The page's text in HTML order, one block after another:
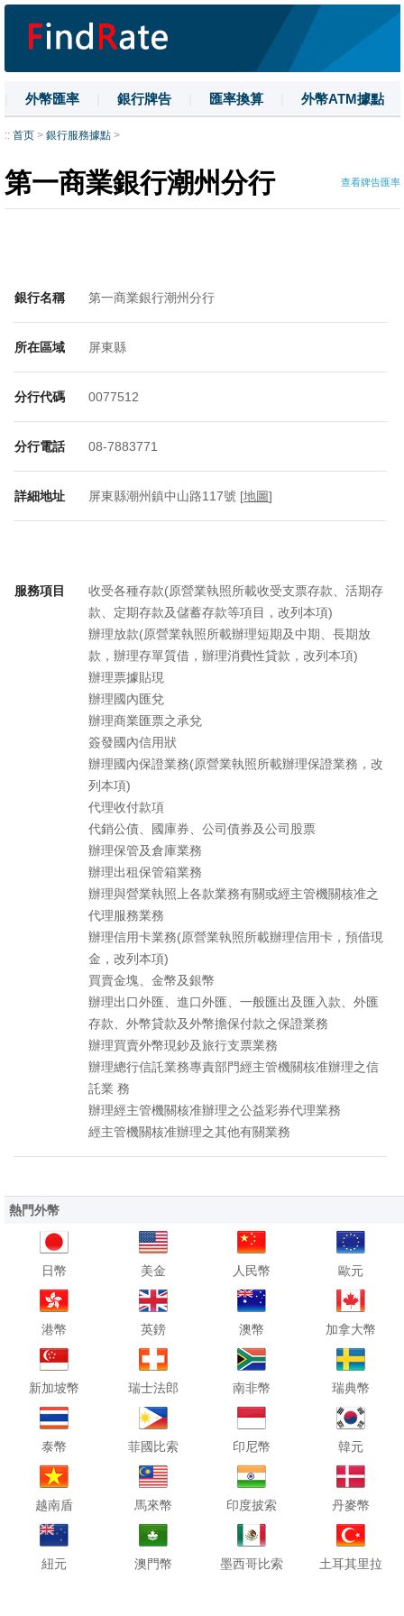
外幣匯率 銀行牌告 匯率換算 外幣ATM據點
| 名詞解釋 | 換匯技巧
:: 首页 > 銀行服務據點 >
第一商業銀行潮州分行 查看牌告匯率
銀行名稱 第一商業銀行潮州分行
所在區域 屏東縣
分行代碼 0077512
分行電話 08-7883771
詳細地址 屏東縣潮州鎮中山路117號 [地圖]
服務項目
收受各種存款(原營業執照所載收受支票存款、活期存
款、定期存款及儲蓄存款等項目，改列本項)
辦理放款(原營業執照所載辦理短期及中期、長期放
款，辦理存單質借，辦理消費性貸款，改列本項)
辦理票據貼現
辦理國內匯兌
辦理商業匯票之承兌
簽發國內信用狀
辦理國內保證業務(原營業執照所載辦理保證業務，改
列本項)
代理收付款項
代銷公債、國庫券、公司債券及公司股票
辦理保管及倉庫業務
辦理出租保管箱業務
辦理與營業執照上各款業務有關或經主管機關核准之
代理服務業務
辦理信用卡業務(原營業執照所載辦理信用卡，預借現
金，改列本項)
買賣金塊、金幣及銀幣
辦理出口外匯、進口外匯、一般匯出及匯入款、外匯
存款、外幣貸款及外幣擔保付款之保證業務
辦理買賣外幣現鈔及旅行支票業務
辦理總行信託業務專責部門經主管機關核准辦理之信
託業 務
辦理經主管機關核准辦理之公益彩券代理業務
經主管機關核准辦理之其他有關業務
熱門外幣
日幣 美金 人民幣 歐元
港幣 英鎊 澳幣 加拿大幣
新加坡幣 瑞士法郎 南非幣 瑞典幣
泰幣 菲國比索 印尼幣 韓元
越南盾 馬來幣 印度披索 丹麥幣
紐元 澳門幣 墨西哥比索 土耳其里拉